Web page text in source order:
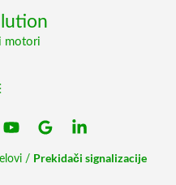
motori
/ Prekidači signalizacije